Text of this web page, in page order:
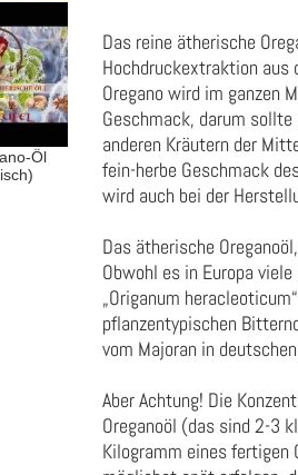
Das reine ätherische
Hochdruckextraktion aus
Oregano wird im ganzen
Geschmack, darum
anderen Kräutern der
fein-herbe Geschmack
wird auch bei der
Das ätherische
Obwohl es in Europa
„Origanum
pflanzentypischen
vom Majoran in
Aber Achtung! Die
Oreganoöl (das sind 2-3
Kilogramm eines fertigen